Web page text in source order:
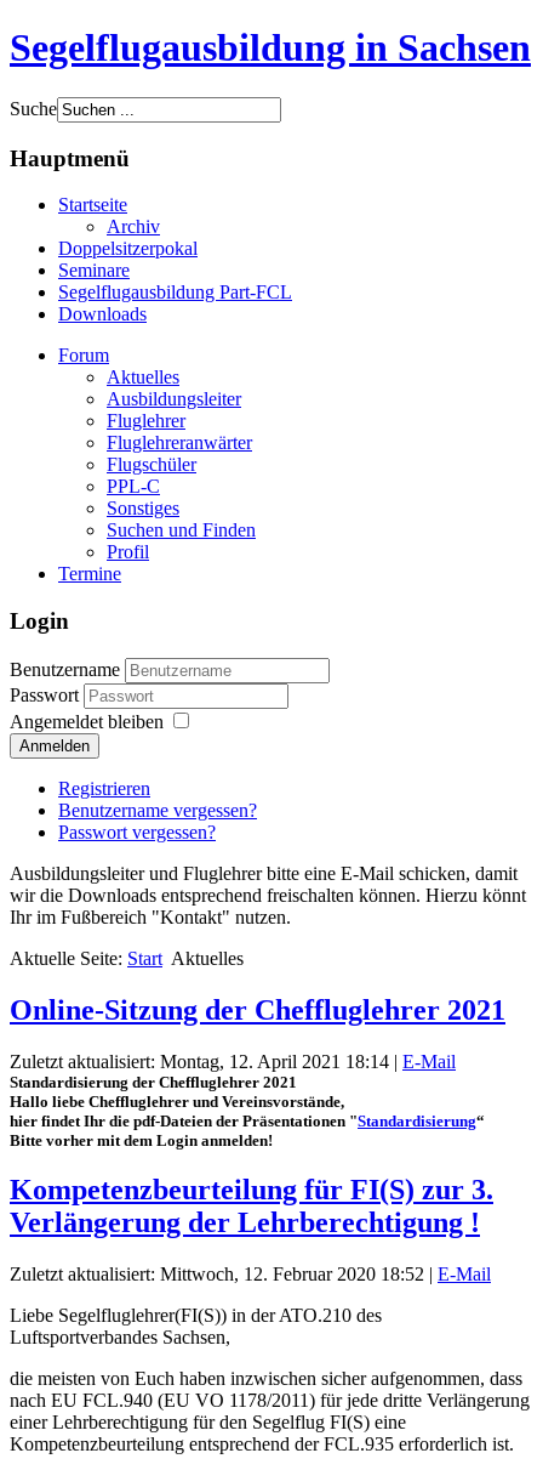
Segelflugausbildung in Sachsen
Suche
Hauptmenü
Startseite
Archiv
Doppelsitzerpokal
Seminare
Segelflugausbildung Part-FCL
Downloads
Forum
Aktuelles
Ausbildungsleiter
Fluglehrer
Fluglehreranwärter
Flugschüler
PPL-C
Sonstiges
Suchen und Finden
Profil
Termine
Login
Benutzername
Passwort
Angemeldet bleiben
Anmelden
Registrieren
Benutzername vergessen?
Passwort vergessen?
Ausbildungsleiter und Fluglehrer bitte eine E-Mail schicken, damit
wir die Downloads entsprechend freischalten können. Hierzu könnt
Ihr im Fußbereich "Kontakt" nutzen.
Aktuelle Seite: Start Aktuelles
Online-Sitzung der Cheffluglehrer 2021
Zuletzt aktualisiert: Montag, 12. April 2021 18:14 | E-Mail
Standardisierung der Cheffluglehrer 2021
Hallo liebe Cheffluglehrer und Vereinsvorstände,
hier findet Ihr die pdf-Dateien der Präsentationen "Standardisierung“
Bitte vorher mit dem Login anmelden!
Kompetenzbeurteilung für FI(S) zur 3.
Verlängerung der Lehrberechtigung !
Zuletzt aktualisiert: Mittwoch, 12. Februar 2020 18:52 | E-Mail
Liebe Segelfluglehrer(FI(S)) in der ATO.210 des
Luftsportverbandes Sachsen,
die meisten von Euch haben inzwischen sicher aufgenommen, dass
nach EU FCL.940 (EU VO 1178/2011) für jede dritte Verlängerung
einer Lehrberechtigung für den Segelflug FI(S) eine
Kompetenzbeurteilung entsprechend der FCL.935 erforderlich ist.